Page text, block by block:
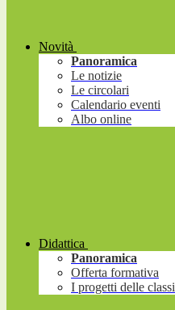
Novità
Panoramica
Le notizie
Le circolari
Calendario eventi
Albo online
Didattica
Panoramica
Offerta formativa
I progetti delle classi